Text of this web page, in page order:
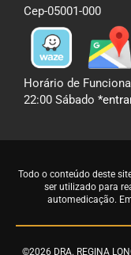
Cep-05001-000
Horário de
22:00 Sábado
Todo o conteúdo deste
ser utilizado para
automedicação.
©2026 DRA. REGINA